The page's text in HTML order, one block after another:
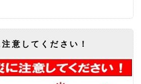
意してください！